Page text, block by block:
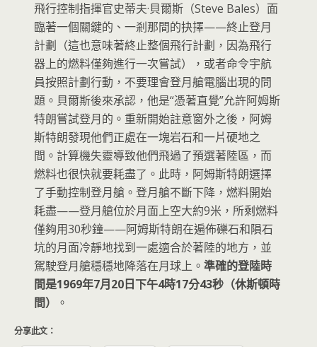
飛行控制指揮官史蒂夫·貝爾斯（Steve Bales）面
臨著一個關鍵的、一剎那間的抉擇——終止登月
計劃（這也意味著終止整個飛行計劃，因為飛行
器上的燃料僅夠進行一次嘗試），或者命令宇航
員按照計劃行動，不要理會登月艙電腦出現的問
題。貝爾斯後來承認，他是“憑著直覺”允許阿姆斯
特朗嘗試登月的。重新開始註意窗外之後，阿姆
斯特朗發現他們正處在一塊岩石和一片硬地之
間。計算機失靈導致他們飛過了預選著陸區，而
燃料也很快就要耗盡了。此時，阿姆斯特朗選擇
了手動控制登月艙。登月艙不斷下降，燃料開始
耗盡——登月艙位於月面上空大約9米，所剩燃料
僅夠用30秒鐘——阿姆斯特朗在遍佈礫石和隕石
坑的月面冷靜地找到一處適合於著陸的地方，並
駕駛登月艙穩穩地降落在月球上。準確的登陸時
間是1969年7月20日下午4時17分43秒（休斯頓時
間）
。
分享此文：